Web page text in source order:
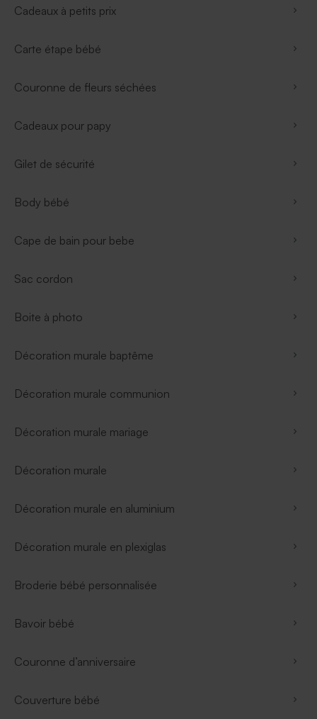
Cadeaux à petits prix
Carte étape bébé
Couronne de fleurs séchées
Cadeaux pour papy
Gilet de sécurité
Body bébé
Cape de bain pour bebe
Sac cordon
Boite à photo
Décoration murale baptême
Décoration murale communion
Décoration murale mariage
Décoration murale
Décoration murale en aluminium
Décoration murale en plexiglas
Broderie bébé personnalisée
Bavoir bébé
Couronne d’anniversaire
Couverture bébé